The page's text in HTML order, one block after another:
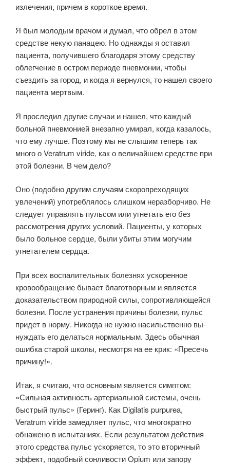
излечения, причем в короткое время.
Я был молодым врачом и думал, что обрел в этом
средстве некую панацею. Но однажды я оставил
пациента, получившего благодаря этому средству
облегчение в остром периоде пневмонии, чтобы
съездить за город, и когда я вернулся, то нашел своего
пациента мертвым.
Я проследил другие случаи и нашел, что каждый
больной пневмонией внезапно умирал, когда казалось,
что ему лучше. Поэтому мы не слышим теперь так
много о Veratrum viride, как о величайшем средстве при
этой болезни. В чем дело?
Оно (подобно другим случаям скоропреходящих
увлечений) употреблялось слишком неразбор­чиво. Не
следует управлять пульсом или угнетать его без
рассмотрения других условий. Пациенты, у которых
было больное сердце, были убиты этим могучим
угнетателем сердца.
При всех воспалительных болезнях ускоренное
кровообращение бывает благотворным и является
доказатель­ством природной силы, сопротивляющейся
болезни. После устранения при­чины болезни, пульс
придет в норму. Никогда не нужно насильственно вы­
нуждать его делаться нормальным. Здесь обычная
ошибка старой школы, несмотря на ее крик: «Пресечь
причину!».
Итак, я считаю, что основным является симптом:
«Сильная активность артериальной системы, очень
быс­трый пульс» (Геринг). Как Digilatis purpurea,
Veratrum viride замедляет пульс, что многократно
обнажено в испытаниях. Если результатом действия
этого средства пульс ускоряется, то это вторичный
эффект, подобный сонли­вости Opium или запору